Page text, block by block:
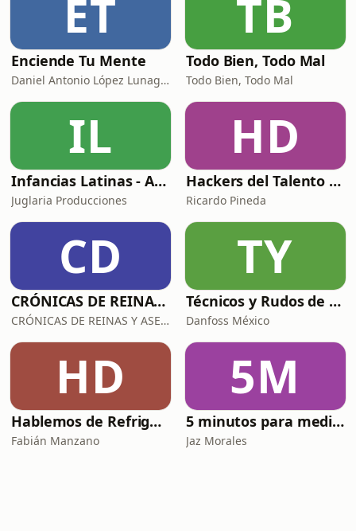
ET
Enciende Tu Mente
Daniel Antonio López Lunagómez
TB
Todo Bien, Todo Mal
Todo Bien, Todo Mal
IL
Infancias Latinas - Arriba Chamacos
Juglaria Producciones
HD
Hackers del Talento con Ricardo Pineda
Ricardo Pineda
CD
CRÓNICAS DE REINAS Y ASESINAS
CRÓNICAS DE REINAS Y ASESINAS
TY
Técnicos y Rudos de la Refrigeración
Danfoss México
HD
Hablemos de Refrigeración con Quimobásicos
Fabián Manzano
5M
5 minutos para meditar con Dios
Jaz Morales